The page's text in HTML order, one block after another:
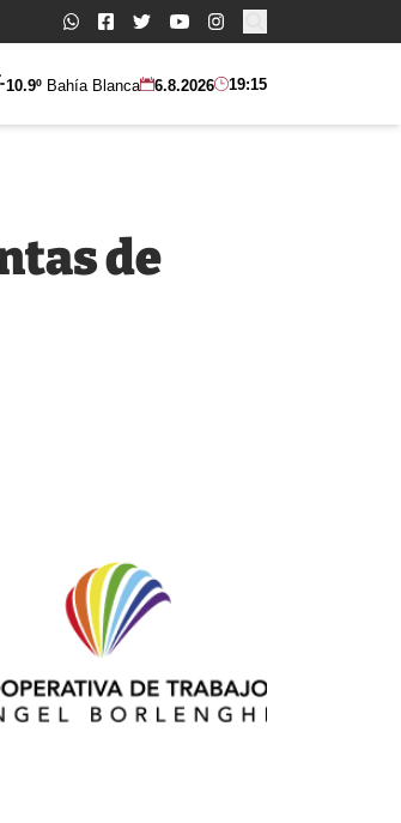
Buscar:
10.9º Bahía Blanca 6.8.2026 19:15
de